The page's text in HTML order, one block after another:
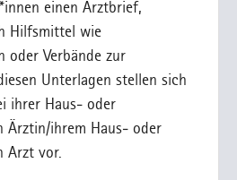
einen Arztbrief,
Hilfsmittel wie
oder Verbände zur
Unterlagen stellen sich
ihrer Haus- oder
Ärztin/ihrem Haus- oder
Arzt vor.